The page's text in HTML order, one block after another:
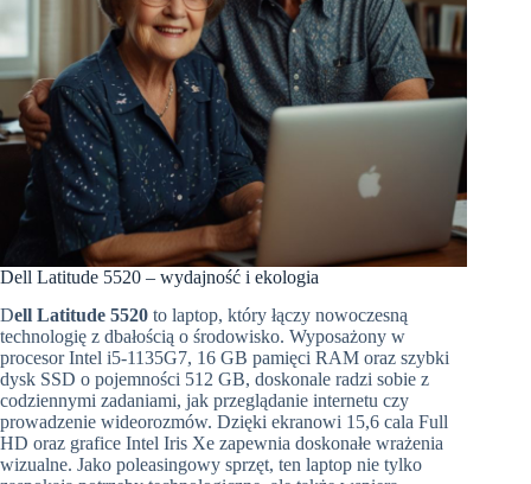
Dell Latitude 5520 – wydajność i ekologia
Dell Latitude 5520 to laptop, który łączy nowoczesną
technologię z dbałością o środowisko. Wyposażony w
procesor Intel i5-1135G7, 16 GB pamięci RAM oraz szybki
dysk SSD o pojemności 512 GB, doskonale radzi sobie z
codziennymi zadaniami, jak przeglądanie internetu czy
prowadzenie wideorozmów. Dzięki ekranowi 15,6 cala Full
HD oraz grafice Intel Iris Xe zapewnia doskonałe wrażenia
wizualne. Jako poleasingowy sprzęt, ten laptop nie tylko